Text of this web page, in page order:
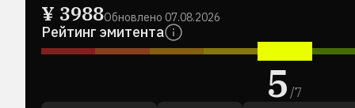
¥ 3988Обновлено 07.08.2026
Рейтинг эмитента
5 /7